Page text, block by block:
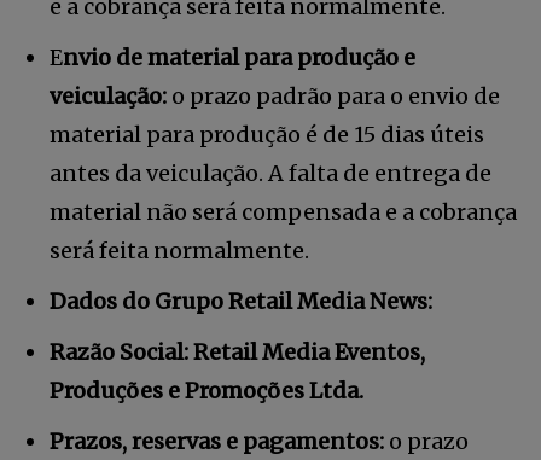
Faça parte da Comunidade
Retail Media News assinando
nossa newsletter.
Seja um assinante e desfrute de leitura ilimitada de artigos e
tenha acesso a conteúdos exclusivos.
e a cobrança será feita normalmente.
Envio de material para produção e
veiculação: o prazo padrão para o envio de
material para produção é de 15 dias úteis
antes da veiculação. A falta de entrega de
material não será compensada e a cobrança
será feita normalmente.
Dados do GrupoRetailMedia News:
Razão Social:RetailMedia Eventos,
Produções e Promoções Ltda.
Prazos, reservas e pagamentos: o prazo